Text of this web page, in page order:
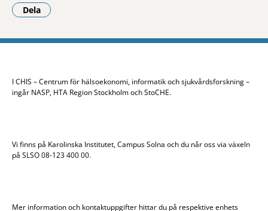
Dela
- Klicka för att öppna delningsalternativ.
I CHIS – Centrum för hälsoekonomi, informatik och sjukvårdsforskning –
ingår NASP, HTA Region Stockholm och StoCHE.
Vi finns på Karolinska Institutet, Campus Solna och du når oss via växeln
på SLSO 08-123 400 00.
Mer information och kontaktuppgifter hittar du på respektive enhets